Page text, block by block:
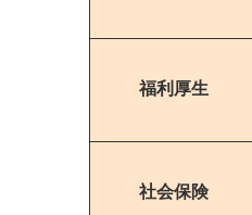
福利厚生
社会保険